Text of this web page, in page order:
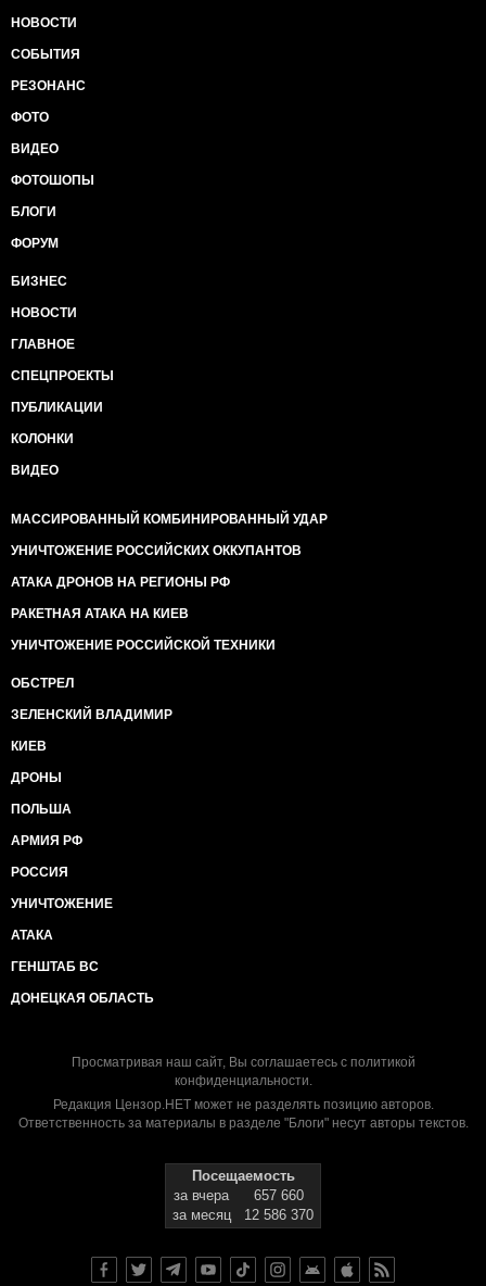
НОВОСТИ
СОБЫТИЯ
РЕЗОНАНС
ФОТО
ВИДЕО
ФОТОШОПЫ
БЛОГИ
ФОРУМ
БИЗНЕС
НОВОСТИ
ГЛАВНОЕ
СПЕЦПРОЕКТЫ
ПУБЛИКАЦИИ
КОЛОНКИ
ВИДЕО
МАССИРОВАННЫЙ КОМБИНИРОВАННЫЙ УДАР
УНИЧТОЖЕНИЕ РОССИЙСКИХ ОККУПАНТОВ
АТАКА ДРОНОВ НА РЕГИОНЫ РФ
РАКЕТНАЯ АТАКА НА КИЕВ
УНИЧТОЖЕНИЕ РОССИЙСКОЙ ТЕХНИКИ
ОБСТРЕЛ
ЗЕЛЕНСКИЙ ВЛАДИМИР
КИЕВ
ДРОНЫ
ПОЛЬША
АРМИЯ РФ
РОССИЯ
УНИЧТОЖЕНИЕ
АТАКА
ГЕНШТАБ ВС
ДОНЕЦКАЯ ОБЛАСТЬ
Просматривая наш сайт, Вы соглашаетесь с политикой
конфиденциальности.
Редакция Цензор.НЕТ может не разделять позицию авторов.
Ответственность за материалы в разделе "Блоги" несут авторы текстов.
Посещаемость
за вчера
657 660
за месяц
12 586 370